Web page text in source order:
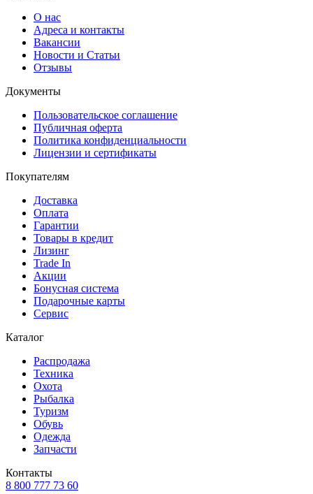
О нас
Адреса и контакты
Вакансии
Новости и Статьи
Отзывы
Документы
Пользовательское соглашение
Публичная оферта
Политика конфиденциальности
Лицензии и сертификаты
Покупателям
Доставка
Оплата
Гарантии
Товары в кредит
Лизинг
Trade In
Акции
Бонусная система
Подарочные карты
Сервис
Каталог
Распродажа
Техника
Охота
Рыбалка
Туризм
Обувь
Одежда
Запчасти
Контакты
8 800 777 73 60